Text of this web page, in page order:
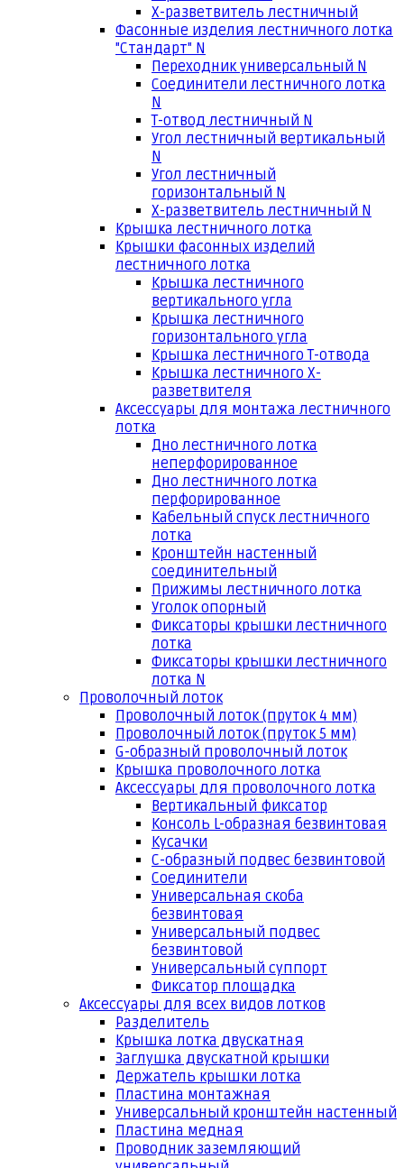
Х-разветвитель лестничный
Фасонные изделия лестничного лотка
"Стандарт" N
Переходник универсальный N
Соединители лестничного лотка
N
Т-отвод лестничный N
Угол лестничный вертикальный
N
Угол лестничный
горизонтальный N
Х-разветвитель лестничный N
Крышка лестничного лотка
Крышки фасонных изделий
лестничного лотка
Крышка лестничного
вертикального угла
Крышка лестничного
горизонтального угла
Крышка лестничного Т-отвода
Крышка лестничного Х-
разветвителя
Аксессуары для монтажа лестничного
лотка
Дно лестничного лотка
неперфорированное
Дно лестничного лотка
перфорированное
Кабельный спуск лестничного
лотка
Кронштейн настенный
соединительный
Прижимы лестничного лотка
Уголок опорный
Фиксаторы крышки лестничного
лотка
Фиксаторы крышки лестничного
лотка N
Проволочный лоток
Проволочный лоток (пруток 4 мм)
Проволочный лоток (пруток 5 мм)
G-образный проволочный лоток
Крышка проволочного лотка
Аксессуары для проволочного лотка
Вертикальный фиксатор
Консоль L-образная безвинтовая
Кусачки
С-образный подвес безвинтовой
Соединители
Универсальная скоба
безвинтовая
Универсальный подвес
безвинтовой
Универсальный суппорт
Фиксатор площадка
Аксессуары для всех видов лотков
Разделитель
Крышка лотка двускатная
Заглушка двускатной крышки
Держатель крышки лотка
Пластина монтажная
Универсальный кронштейн настенный
Пластина медная
Проводник заземляющий